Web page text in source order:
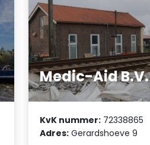
Medic-Aid B.V.
KvK nummer: 72338865
Adres: Gerardshoeve 9